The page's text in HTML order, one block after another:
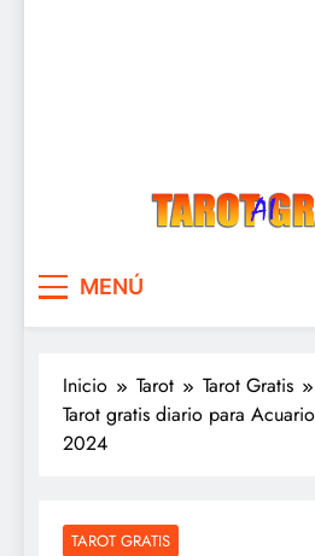
MENÚ
Inicio Tarot
Tarot Gratis
Tarot gratis diario para
2024
TAROT GRATIS